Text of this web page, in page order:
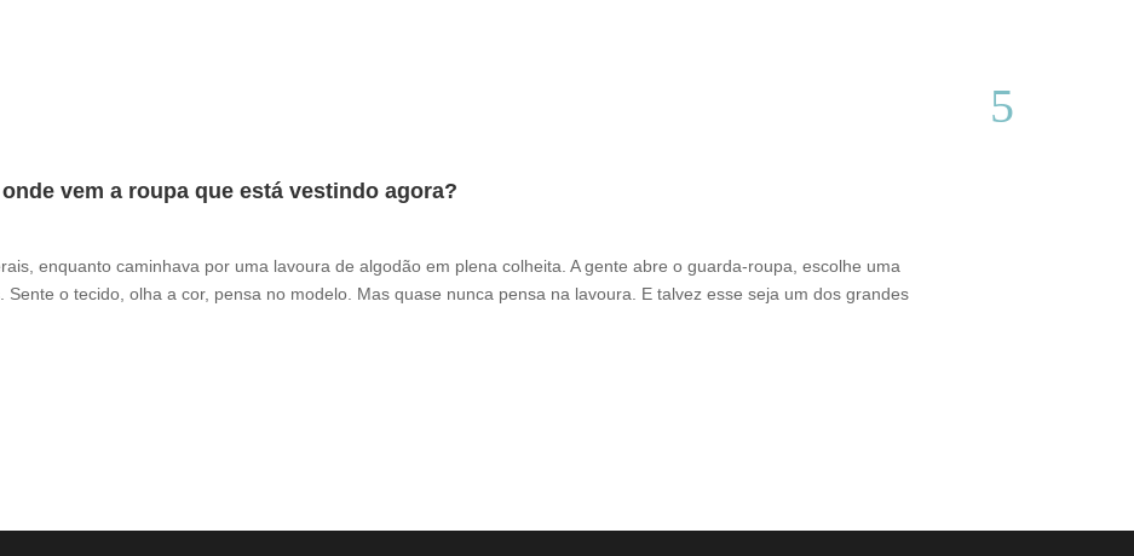
vem a roupa que está vestindo agora?
enquanto caminhava por uma lavoura de algodão em plena colheita. A gente abre o guarda-roupa, escolhe uma
o tecido, olha a cor, pensa no modelo. Mas quase nunca pensa na lavoura. E talvez esse seja um dos grandes